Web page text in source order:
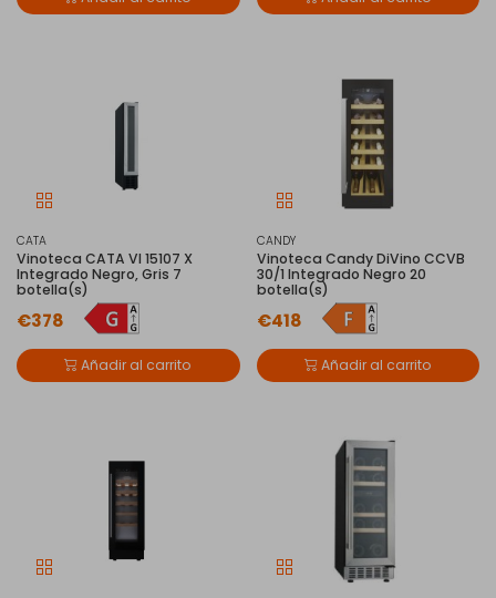
CATA
Vinoteca CATA VI 15107 X
Integrado Negro, Gris 7
botella(s)
€378
Añadir al carrito
CANDY
Vinoteca Candy DiVino CCVB
30/1 Integrado Negro 20
botella(s)
€418
Añadir al carrito